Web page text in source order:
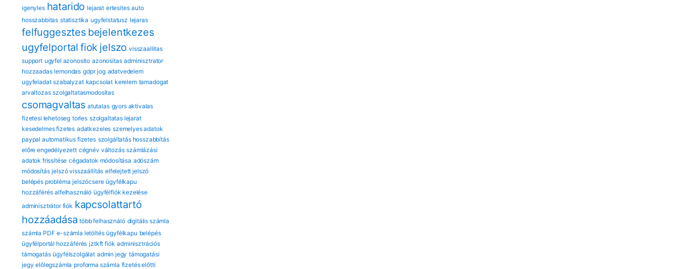
igenyles hatarido lejarat ertesites auto
hosszabbitas statisztika ugyfelstatusz lejaras
felfuggesztes bejelentkezes
ugyfelportal fiok jelszo visszaallitas
support ugyfel azonosito azonositas adminisztrator
hozzaadas lemondas gdpr jog adatvedelem
ugyfeladat szabalyzat kapcsolat kerelem tamadogat
arvaltozas szolgaltatasmodositas
csomagvaltas atutalas gyors aktivalas
fizetesi lehetoseg torles szolgaltatas lejarat
kesedelmes fizetes adatkezeles szemelyes adatok
paypal automatikus fizetes szolgáltatás hosszabbítás
előre engedélyezett cégnév változás számlázási
adatok frissítése cégadatok módosítása adószám
módosítás jelszó visszaállítás elfelejtett jelszó
belépés probléma jelszócsere ügyfélkapu
hozzáférés alfelhasználó ügyfélfiók kezelése
adminisztrátor fiók kapcsolattartó
hozzáadása több felhasználó digitális számla
számla PDF e-számla letöltés ügyfélkapu belépés
ügyfélportál hozzáférés jztkft fiók adminisztrációs
támogatás ügyfélszolgálat admin jegy támogatási
jegy előlegszámla proforma számla fizetés előtti